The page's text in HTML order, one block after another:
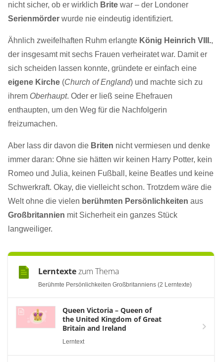
nicht sicher, ob er wirklich Brite war – der Londoner
Serienmörder wurde nie eindeutig identifiziert.
Ähnlich zweifelhaften Ruhm erlangte König Heinrich VIII.,
der insgesamt mit sechs Frauen verheiratet war. Damit er
sich scheiden lassen konnte, gründete er einfach eine
eigene Kirche (Church of England) und machte sich zu
ihrem Oberhaupt. Oder er ließ seine Ehefrauen
enthaupten, um den Weg für die Nachfolgerin
freizumachen.
Aber lass dir davon die Briten nicht vermiesen und denke
immer daran: Ohne sie hätten wir keinen Harry Potter, kein
Romeo und Julia, keinen Fußball, keine Beatles und keine
Schwerkraft. Okay, die vielleicht schon. Trotzdem wäre die
Welt ohne die vielen berühmten Persönlichkeiten aus
Großbritannien mit Sicherheit ein ganzes Stück
langweiliger.
Lerntextezum Thema
Berühmte Persönlichkeiten Großbritanniens (2 Lerntexte)
Queen Victoria – Queen of
the United Kingdom of Great
Britain and Ireland
Lerntext